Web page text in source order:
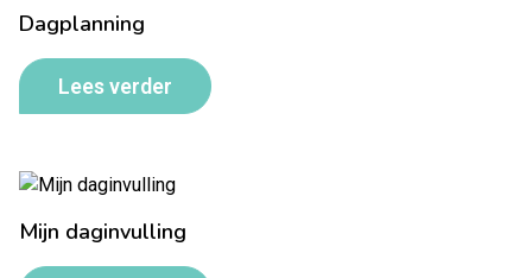
Dagplanning
Lees verder
Mijn daginvulling